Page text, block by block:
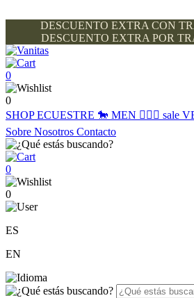
DESCUENTO EXTRA CON
DESCUENTO EXTRA POR
0
0
SHOPECUESTRE 🐎 MEN 🙋🏽‍♂️ sale
Sobre Nosotros Contacto
0
0
ES
EN